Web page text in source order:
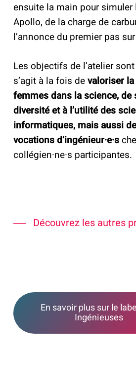
ensuite la main pour
Apollo, de la charge de
l’annonce du premier pas
Les objectifs de l’atelier
s’agit à la fois devaloriser
femmes dans la science,
diversité et à l’utilité des
informatiques, mais aussi
vocations d’ingénieur·e·s
collégien·ne·s participantes.
Découvrez les autres
En savoir plus sur le
Ingénieuses